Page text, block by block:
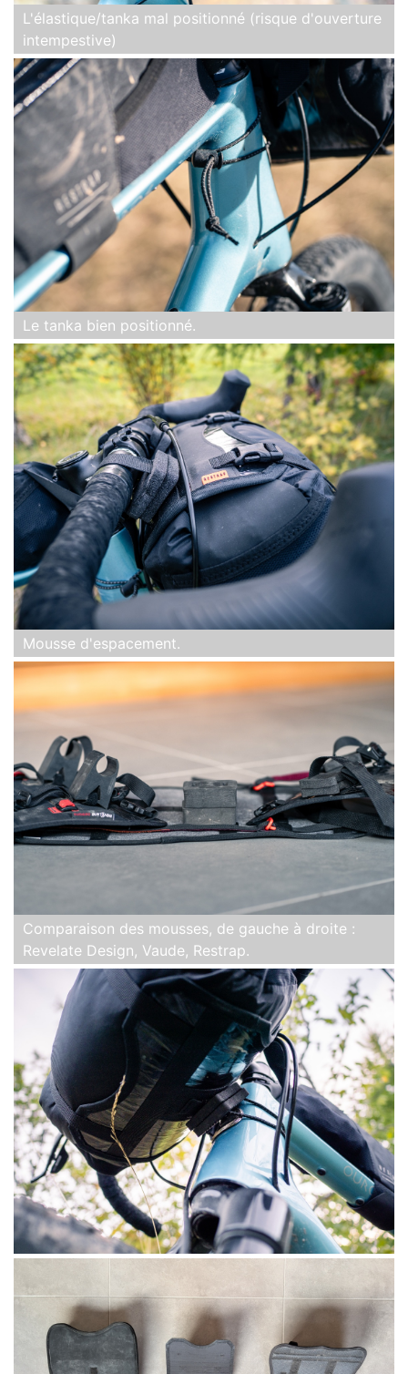
L'élastique/tanka mal positionné (risque d'ouverture
intempestive)
Le tanka bien positionné.
Mousse d'espacement.
Comparaison des mousses, de gauche à droite :
Revelate Design, Vaude, Restrap.